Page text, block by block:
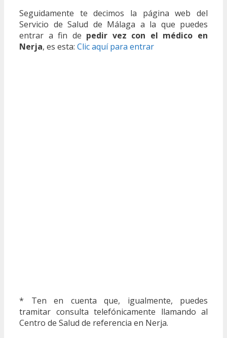
Seguidamente te decimos la página web del
Servicio de Salud de Málaga a la que puedes
entrar a fin de pedir vez con el médico en
Nerja, es esta: Clic aquí para entrar
* Ten en cuenta que, igualmente, puedes
tramitar consulta telefónicamente llamando al
Centro de Salud de referencia en Nerja.